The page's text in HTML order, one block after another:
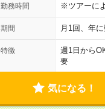
勤務時間 ※ツアーに
期間 月1回、年
特徴 週1日から
要
気になる！